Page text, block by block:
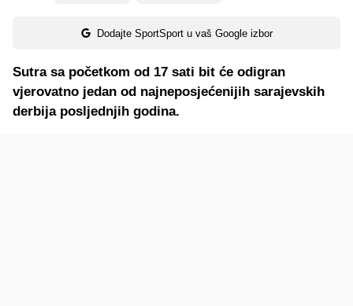
Dodajte SportSport u vaš Google izbor
Sutra sa početkom od 17 sati bit će odigran
vjerovatno jedan od najneposjećenijih sarajevskih
derbija posljednjih godina.